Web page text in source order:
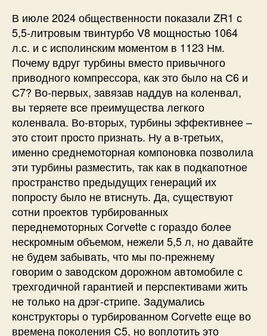
В июле 2024 общественности показали ZR1 с
5,5-литровым твинтурбо V8 мощностью 1064
л.с. и с исполинским моментом в 1123 Нм.
Почему вдруг турбины вместо привычного
приводного компрессора, как это было на С6 и
С7? Во-первых, завязав наддув на коленвал,
вы теряете все преимущества легкого
коленвала. Во-вторых, турбины эффективнее –
это стоит просто признать. Ну а в-третьих,
именно среднемоторная компоновка позволила
эти турбины разместить, так как в подкапотное
пространство предыдущих генераций их
попросту было не втиснуть. Да, существуют
сотни проектов турбированных
переднемоторных Corvette с гораздо более
нескромным объемом, нежели 5,5 л, но давайте
не будем забывать, что мы по-прежнему
говорим о заводском дорожном автомобиле с
трехгодичной гарантией и перспективами жить
не только на дрэг-стрипе. Задумались
конструкторы о турбированном Corvette еще во
времена поколения С5, но воплотить это